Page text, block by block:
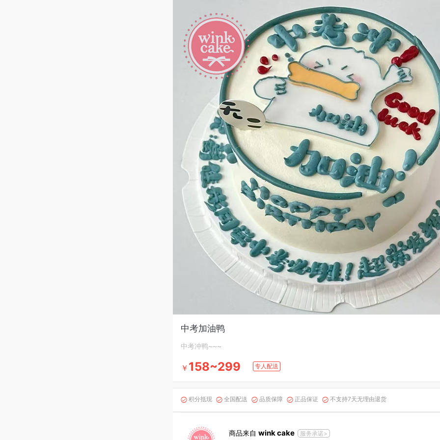
中考加油鸭
中考冲鸭~~~
￥ 158~299 专人配送
 积分抵现  全国配送  品质保障  正品保证  不支持7天无理由退货
商品来自 wink cake 服务承诺>